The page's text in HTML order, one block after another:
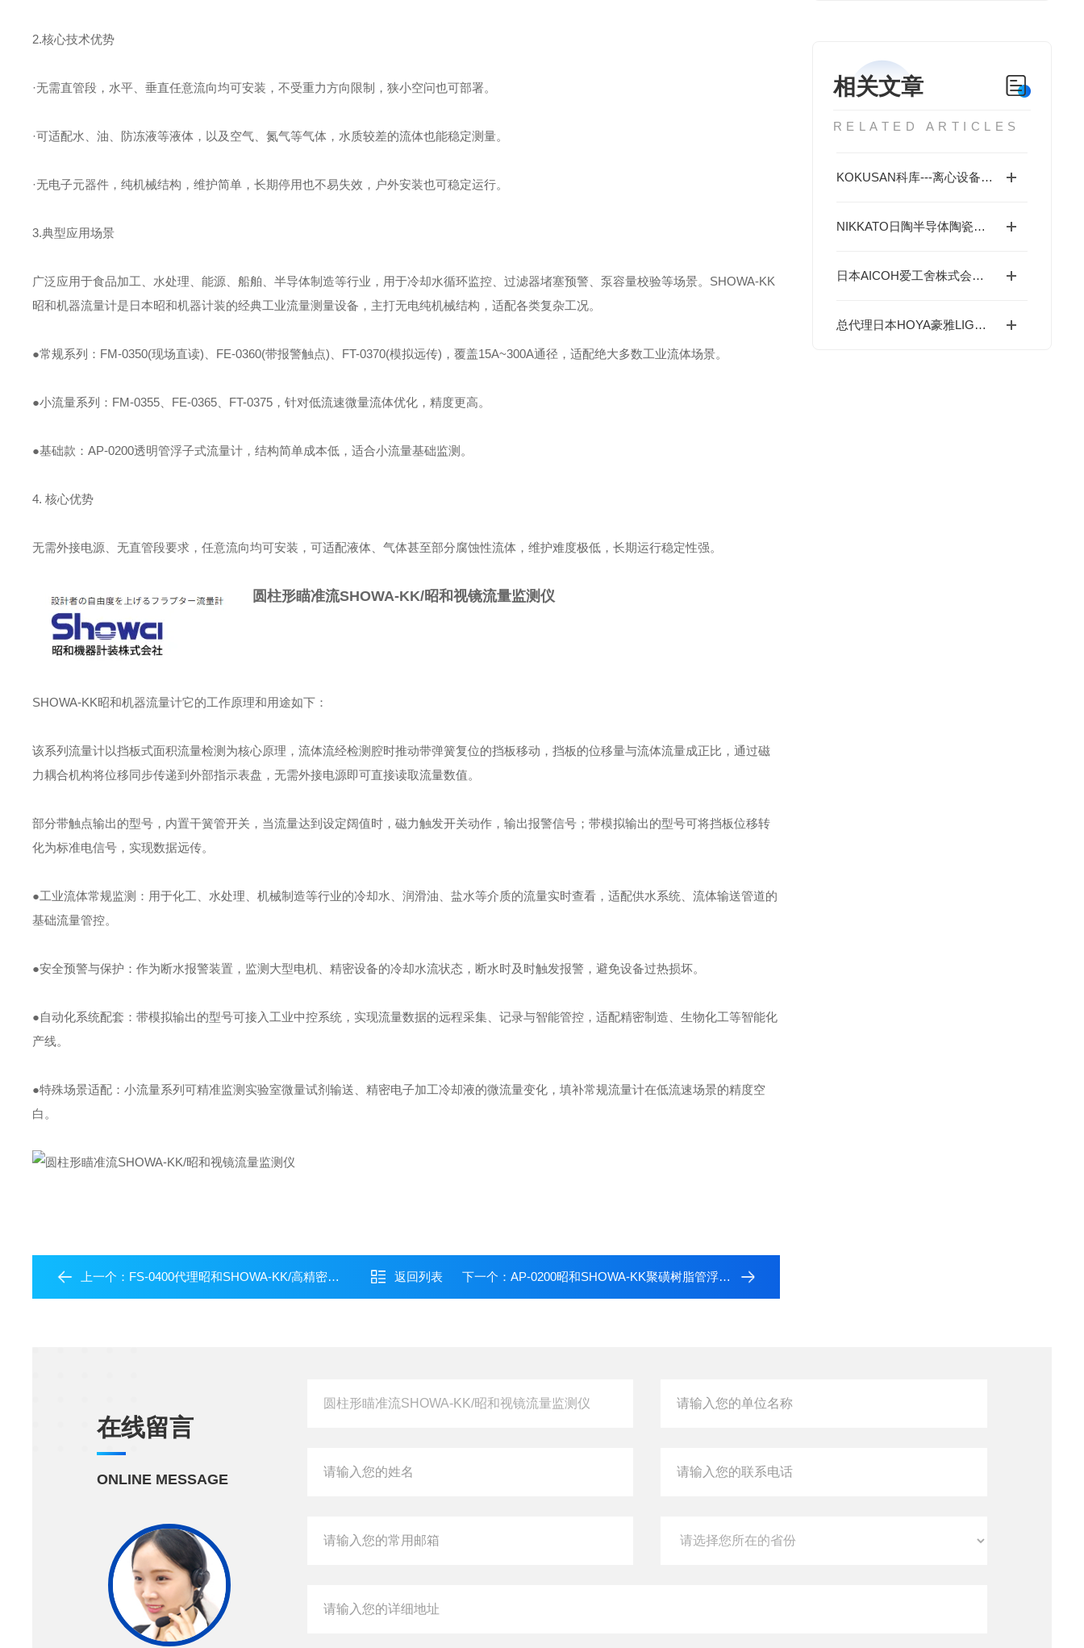
相关文章
RELATED ARTICLES
KOKUSAN科库---离心设备专业制造商
NIKKATO日陶半导体陶瓷球的材料体系与研磨污染控制
日本AICOH爱工舍株式会社特殊立式搅拌机ACM全系列介绍
总代理日本HOYA豪雅LIGHT SOURCE光源---UV紫外线LED光源产品
2.核心技术优势
·无需直管段，水平、垂直任意流向均可安装，不受重力方向限制，狭小空问也可部署。
·可适配水、油、防冻液等液体，以及空气、氮气等气体，水质较差的流体也能稳定测量。
·无电子元器件，纯机械结构，维护简单，长期停用也不易失效，户外安装也可稳定运行。
3.典型应用场景
广泛应用于食品加工、水处理、能源、船舶、半导体制造等行业，用于冷却水循环监控、过滤器堵塞预警、泵容量校验等场景。 SHOWA-KK
昭和机器流量计是日本昭和机器计装的经典工业流量测量设备，主打无电纯机械结构，适配各类复杂工况。
●常规系列：FM-0350(现场直读)、FE-0360(带报警触点)、FT-0370(模拟远传)，覆盖15A~300A通径，适配绝大多数工业流体场景。
●小流量系列：FM-0355、FE-0365、FT-0375，针对低流速微量流体优化，精度更高。
●基础款：AP-0200透明管浮子式流量计，结构简单成本低，适合小流量基础监测。
4. 核心优势
无需外接电源、无直管段要求，任意流向均可安装，可适配液体、气体甚至部分腐蚀性流体，维护难度极低，长期运行稳定性强。
圆柱形瞄准流SHOWA-KK/昭和视镜流量监测仪
SHOWA-KK昭和机器流量计它的工作原理和用途如下：
该系列流量计以挡板式面积流量检测为核心原理，流体流经检测腔时推动带弹簧复位的挡板移动，挡板的位移量与流体流量成正比，通过磁
力耦合机构将位移同步传递到外部指示表盘，无需外接电源即可直接读取流量数值。
部分带触点输出的型号，内置干簧管开关，当流量达到设定阔值时，磁力触发开关动作，输出报警信号；带模拟输出的型号可将挡板位移转
化为标准电信号，实现数据远传。
●工业流体常规监测：用于化工、水处理、机械制造等行业的冷却水、润滑油、盐水等介质的流量实时查看，适配供水系统、流体输送管道的
基础流量管控。
●安全预警与保护：作为断水报警装置，监测大型电机、精密设备的冷却水流状态，断水时及时触发报警，避免设备过热损坏。
●自动化系统配套：带模拟输出的型号可接入工业中控系统，实现流量数据的远程采集、记录与智能管控，适配精密制造、生物化工等智能化
产线。
●特殊场景适配：小流量系列可精准监测实验室微量试剂输送、精密电子加工冷却液的微流量变化，填补常规流量计在低流速场景的精度空
白。
上一个： FS-0400代理昭和SHOWA-KK/高精密视镜流量监测仪 返回列表 下一个： AP-0200昭和SHOWA-KK聚磺树脂管浮子式面积流量计
在线留言
ONLINE MESSAGE